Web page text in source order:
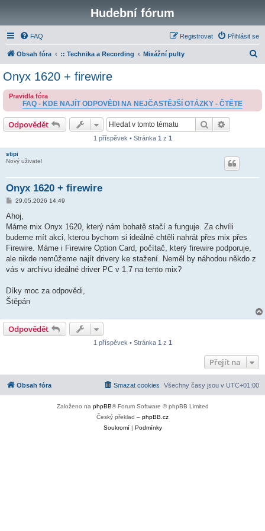
Hudební fórum
FAQ Přihlásit se
Registrovat
Obsah fóra :: Technika a Recording Mixážní pulty
a
Onyx 1620 + firewire
Pravidla fóra
FAQ - KDE NAJÍT ODPOVĚDI NA NEJČASTĚJŠÍ OTÁZKY - ČTĚTE
Odpovědět Hledat
1 příspěvek • Stránka 1 z 1
stipi
Nový uživatel
Onyx 1620 + firewire
P
í
p
ě
e
k
29.05.2026 14:49
Ahoj,
Máme mix Onyx 1620, který nám bohatě stačí a funguje. Za chvíli
budeme mít akci, kterou bychom si ideálně chtěli nahrát přes mix přes
Firewire. Máme i Firewire Option Card, počítač, který firewire podporuje,
ale nikde nemůžeme najít drivery ke stažení. Neměl by náhodou někdo z
vás v archivu ideálné driver PC v 1.7 na tento mix?
Díky moc za odpovědi,
Štěpán
Odpovědět
1 příspěvek • Stránka 1 z 1
Přejít na
Obsah fóra Všechny časy jsou v UTC+01:00
Smazat cookies
Založeno na phpBB® Forum Software © phpBB Limited
Český překlad – phpBB.cz
Soukromí| Podmínky